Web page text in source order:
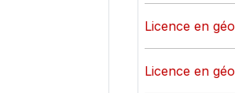
Licence en
Licence en